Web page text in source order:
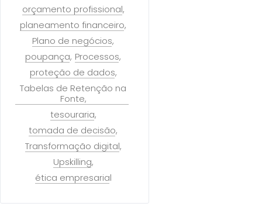
orçamento profissional
planeamento financeiro
Plano de negócios
poupança Processos
proteção de dados
Tabelas de Retenção na
Fonte
tesouraria
tomada de decisão
Transformação digital
Upskilling
ética empresarial